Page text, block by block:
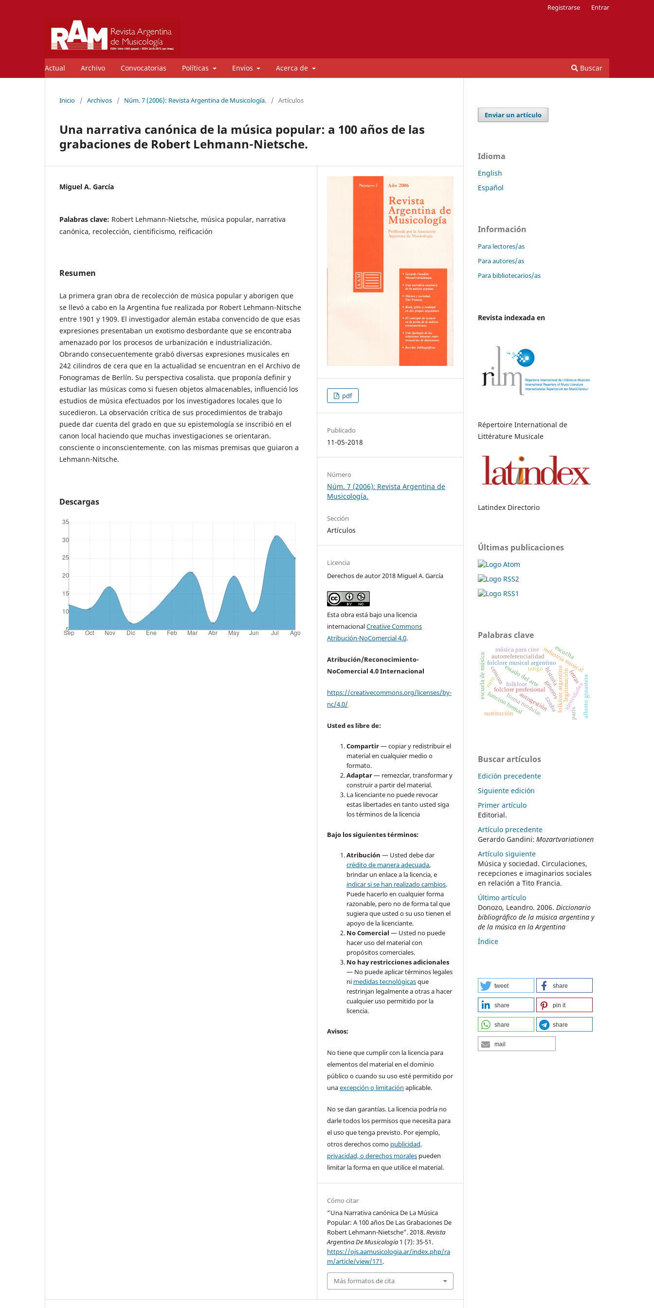
Actual Archivo Convocatorias Políticas Envíos Acerca de Buscar
Registrarse Entrar
Inicio / Archivos / Núm. 7 (2006): Revista Argentina de Musicología. / Artículos
Una narrativa canónica de la música popular: a 100 años de las
grabaciones de Robert Lehmann-Nietsche.
Miguel A. García
Palabras clave: Robert Lehmann-Nietsche, música popular, narrativa
canónica, recolección, cientificismo, reificación
Resumen
La primera gran obra de recolección de música popular y aborigen que
se llevó a cabo en la Argentina fue realizada por Robert Lehmann-Nitsche
entre 1901 y 1909. El investigador alemán estaba convencido de que esas
expresiones presentaban un exotismo desbordante que se encontraba
amenazado por los procesos de urbanización e industrialización.
Obrando consecuentemente grabó diversas expresiones musicales en
242 cilindros de cera que en la actualidad se encuentran en el Archivo de
Fonogramas de Berlín. Su perspectiva cosalista. que proponía definir y
estudiar las músicas como si fuesen objetos almacenables, influenció los
estudios de música efectuados por los investigadores locales que lo
sucedieron. La observación crítica de sus procedimientos de trabajo
puede dar cuenta del grado en que su epistemología se inscribió en el
canon local haciendo que muchas investigaciones se orientaran.
consciente o inconscientemente. con las mismas premisas que guiaron a
Lehmann-Nitsche.
Descargas
pdf
Publicado
11-05-2018
Número
Núm. 7 (2006): Revista Argentina de
Musicología.
Sección
Artículos
Licencia
Derechos de autor 2018 Miguel A. García
Esta obra está bajo una licencia
internacionalCreative Commons
Atribución-NoComercial 4.0.
Atribución/Reconocimiento-
NoComercial 4.0 Internacional
https://creativecommons.org/licenses/by-
nc/4.0/
Usted es libre de:
Compartir— copiar y redistribuir el
material en cualquier medio o
formato.
Adaptar— remezclar, transformar y
construir a partir del material.
La licenciante no puede revocar
estas libertades en tanto usted siga
los términos de la licencia
Bajo los siguientes términos:
Atribución— Usted debe dar
crédito de manera adecuada,
brindar un enlace a la licencia, e
indicar si se han realizado cambios.
Puede hacerlo en cualquier forma
razonable, pero no de forma tal que
sugiera que usted o su uso tienen el
apoyo de la licenciante.
No Comercial — Usted no puede
hacer uso del material con
propósitos comerciales.
No hay restricciones adicionales
— No puede aplicar términos legales
ni medidas tecnológicasque
restrinjan legalmente a otras a hacer
cualquier uso permitido por la
licencia.
Avisos:
No tiene que cumplir con la licencia para
elementos del material en el dominio
público o cuando su uso esté permitido por
unaexcepción o limitación aplicable.
No se dan garantías. La licencia podría no
darle todos los permisos que necesita para
el uso que tenga previsto. Por ejemplo,
otros derechos como publicidad,
privacidad, o derechos morales pueden
limitar la forma en que utilice el material.
Cómo citar
“Una Narrativa canónica De La Música
Popular: A 100 años De Las Grabaciones De
Robert Lehmann-Nietsche”. 2018.Revista
Argentina De Musicología 1 (7): 35-51.
https://ojs.aamusicologia.ar/index.php/ra
m/article/view/171.
Más formatos de cita
Enviar un artículo
Idioma
English
Español
Información
Para lectores/as
Para autores/as
Para bibliotecarios/as
Revista indexada en
Répertoire International de
Littérature Musicale
Latindex Directorio
Últimas publicaciones
Palabras clave
folclore musical argentino
estado del arte
folclore profesionalgéneros
historia
folklore
industria musical
folklore argentinolegitimación
identidades
autorreferencialidad
zamba
función formalforma modular alberto ginastera
música para cine
escuela de música
autogestión
tango
letras
censura
sustitución
escucha
mito
parís
Buscar artículos
Edición precedente
Siguiente edición
Primer artículo
Editorial.
Artículo precedente
Gerardo Gandini: Mozartvariationen
Artículo siguiente
Música y sociedad. Circulaciones,
recepciones e imaginarios sociales
en relación a Tito Francia.
Último artículo
Donozo, Leandro. 2006. Diccionario
bibliográfico de la música argentina y
de la música en la Argentina
Índice
tweet share
share pin it
share share
mail